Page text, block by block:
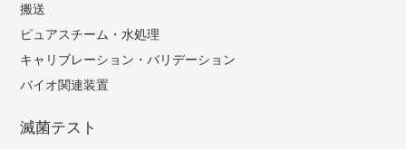
搬送
ピュアスチーム・水処理
キャリブレーション・バリデーション
バイオ関連装置
滅菌テスト